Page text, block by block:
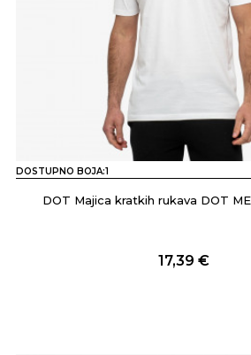
DOSTUPNO BOJA:1
DOT Majica kratkih rukava DOT
17,39 €